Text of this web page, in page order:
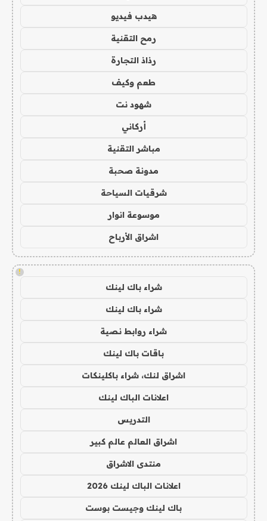
هيدب فيديو
رمح التقنية
رذاذ التجارة
طعم وكيف
شهود نت
أركاني
مباشر التقنية
مدونة صحبة
شرقيات السياحة
موسوعة انوار
اشراق الأرباح
!
شراء باك لينك
شراء باك لينك
شراء روابط نصية
باقات باك لينك
اشراق لنك، شراء باكلينكات
اعلانات الباك لينك
التدريس
اشراق العالم عالم كبير
منتدى الاشراق
اعلانات الباك لينك 2026
باك لينك وجيست بوست